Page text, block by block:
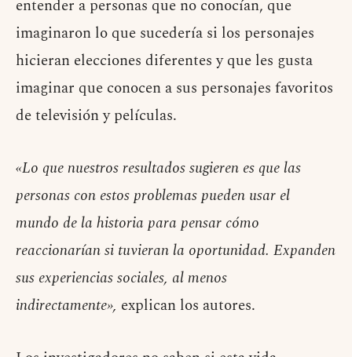
entender a personas que no conocían, que
imaginaron lo que sucedería si los personajes
hicieran elecciones diferentes y que les gusta
imaginar que conocen a sus personajes favoritos
de televisión y películas.
«Lo que nuestros resultados sugieren es que las
personas con estos problemas pueden usar el
mundo de la historia para pensar cómo
reaccionarían si tuvieran la oportunidad. Expanden
sus experiencias sociales, al menos
indirectamente», explican los autores.